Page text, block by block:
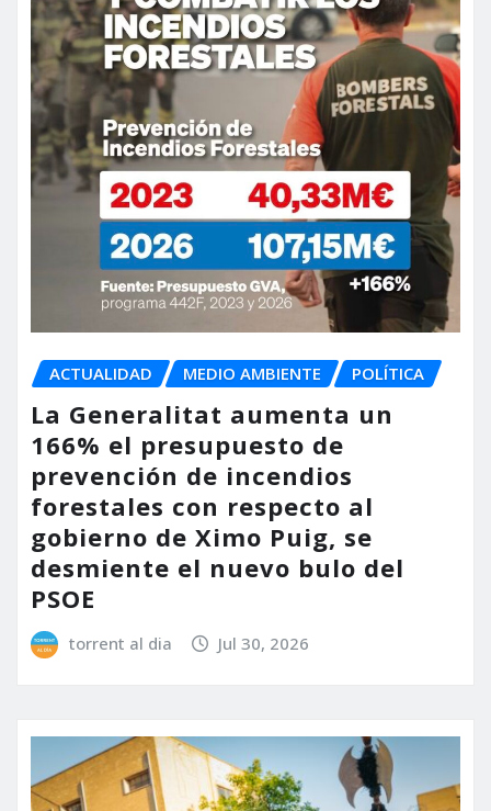
ACTUALIDAD MEDIO AMBIENTE POLÍTICA
La Generalitat aumenta un
166% el presupuesto de
prevención de incendios
forestales con respecto al
gobierno de Ximo Puig, se
desmiente el nuevo bulo del
PSOE
torrent al dia Jul 30, 2026